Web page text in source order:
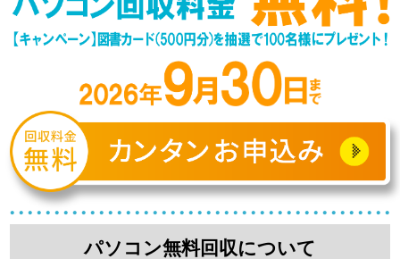
パソコン無料回収について